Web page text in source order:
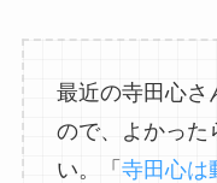
最近の寺田心さ
ので、よかった
い。「 寺田心は